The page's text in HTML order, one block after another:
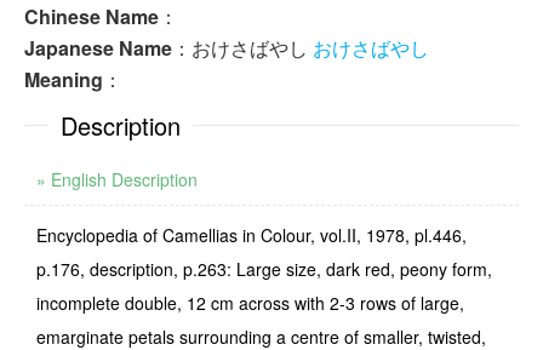
Chinese Name ：
Japanese Name ：おけさばやし おけさばやし
Meaning ：
Description
» English Description
Encyclopedia of Camellias in Colour, vol.II, 1978, pl.446,
p.176, description, p.263: Large size, dark red, peony form,
incomplete double, 12 cm across with 2-3 rows of large,
emarginate petals surrounding a centre of smaller, twisted,